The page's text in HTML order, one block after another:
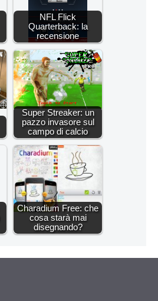
NFL Flick
Quarterback: la
recensione
Super Streaker: un
pazzo invasore sul
campo di calcio
Charadium Free: che
cosa starà mai
disegnando?